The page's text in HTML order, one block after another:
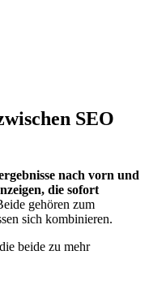
SEO
nach vorn und
die sofort
gehören zum
sich kombinieren.
beide zu mehr